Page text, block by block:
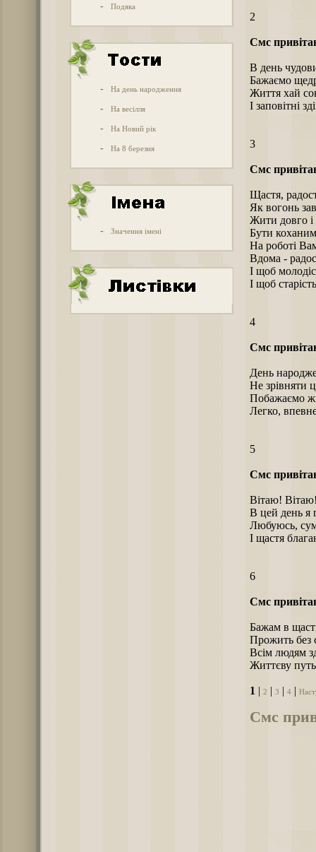
- Подяка
- На день народження
- На весілля
- На Новий рік
- На 8 березня
- Значення імені
2
Смс
В день
Бажаємо
Життя хай
І заповітні
3
Смс
Щастя,
Як вогонь
Жити довго і
Бути
Hа роботі
Вдома -
І щоб
І щоб
4
Смс
День
Не зрівняти
Побажаємо
Легко,
5
Смс
Вітаю!
В цей день я
Любуюсь,
І щастя
6
Смс
Бажам в
Прожить без
Всім людям
Життєву
1 2 3 4
Смс